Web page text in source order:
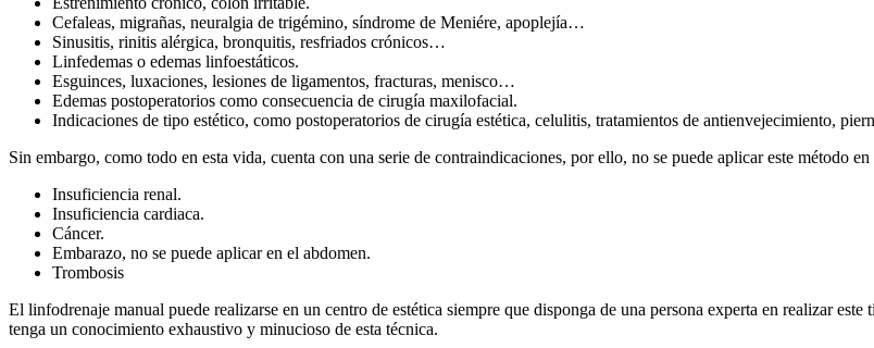
Cefaleas, migrañas, neuralgia de trigémino, síndrome de Meniére, apoplejía…
Sinusitis, rinitis alérgica, bronquitis, resfriados crónicos…
Linfedemas o edemas linfoestáticos.
Esguinces, luxaciones, lesiones de ligamentos, fracturas, menisco…
Edemas postoperatorios como consecuencia de cirugía maxilofacial.
Indicaciones de tipo estético, como postoperatorios de cirugía estética, celulitis, tratamientos de antienvejecimiento,
Sin embargo, como todo en esta vida, cuenta con una serie de contraindicaciones, por ello, no se puede aplicar este método en
Insuficiencia renal.
Insuficiencia cardiaca.
Cáncer.
Embarazo, no se puede aplicar en el abdomen.
Trombosis
El linfodrenaje manual puede realizarse en un centro de estética siempre que disponga de una persona experta en realizar
tenga un conocimiento exhaustivo y minucioso de esta técnica.